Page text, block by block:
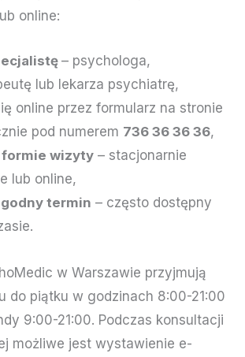
online:
– psychologa,
lub lekarza psychiatrę,
online przez formularz na stronie
pod numerem 736 36 36 36,
wizyty – stacjonarnie
lub online,
termin – często dostępny
w Warszawie przyjmują
do piątku w godzinach 8:00-21:00
9:00-21:00. Podczas konsultacji
możliwe jest wystawienie e-